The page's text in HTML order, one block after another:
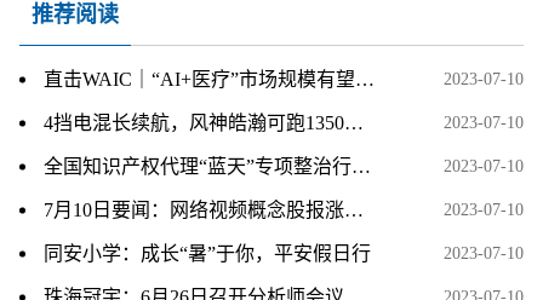
推荐阅读
直击WAIC｜“AI+医疗”市场规模有望突破300亿，如何推动创新成果从“实验室”走进“应用场”？ 2023-07-10
4挡电混长续航，风神皓瀚可跑1350公里 2023-07-10
全国知识产权代理“蓝天”专项整治行动现场推进活动在广州举办 2023-07-10
7月10日要闻：网络视频概念股报涨，华谊兄弟涨近5% 2023-07-10
同安小学：成长“暑”于你，平安假日行 2023-07-10